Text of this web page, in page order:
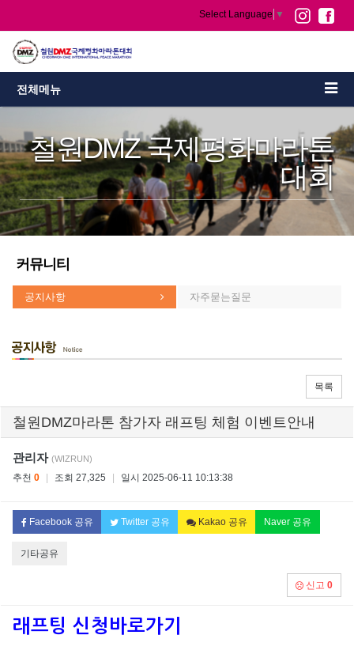
Select Language ▼
전체메뉴
철원DMZ 국제평화마라톤
대회
커뮤니티
공지사항 자주묻는질문
목록
철원DMZ마라톤 참가자 래프팅 체험 이벤트안내
관리자 (WIZRUN)
추천 0 조회 27,325 일시 2025-06-11 10:13:38
Facebook 공유 Twitter 공유 Kakao 공유 Naver 공유
기타공유
신고 0
래프팅 신청바로가기